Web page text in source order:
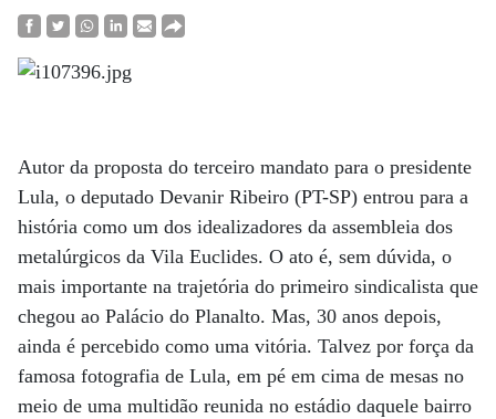
Autor da proposta do terceiro mandato para o presidente
Lula, o deputado Devanir Ribeiro (PT-SP) entrou para a
história como um dos idealizadores da assembleia dos
metalúrgicos da Vila Euclides. O ato é, sem dúvida, o
mais importante na trajetória do primeiro sindicalista que
chegou ao Palácio do Planalto. Mas, 30 anos depois,
ainda é percebido como uma vitória. Talvez por força da
famosa fotografia de Lula, em pé em cima de mesas no
meio de uma multidão reunida no estádio daquele bairro